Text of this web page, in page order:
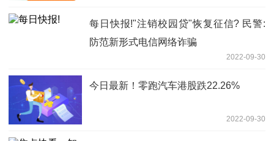
每日快报!"注销校园贷"恢复征信? 民警:
防范新形式电信网络诈骗
2022-09-30
今日最新！零跑汽车港股跌22.26%
2022-09-30